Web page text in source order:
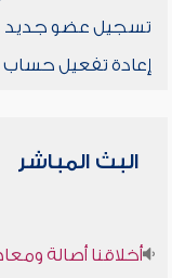
تسجيل عضو جديد
إعادة تفعيل حساب
البث المباشر
أخلاقنا أصالة